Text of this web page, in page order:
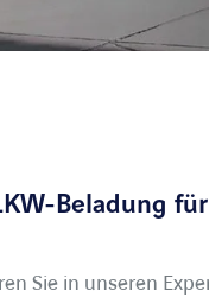
Beladung für
Sie in unseren